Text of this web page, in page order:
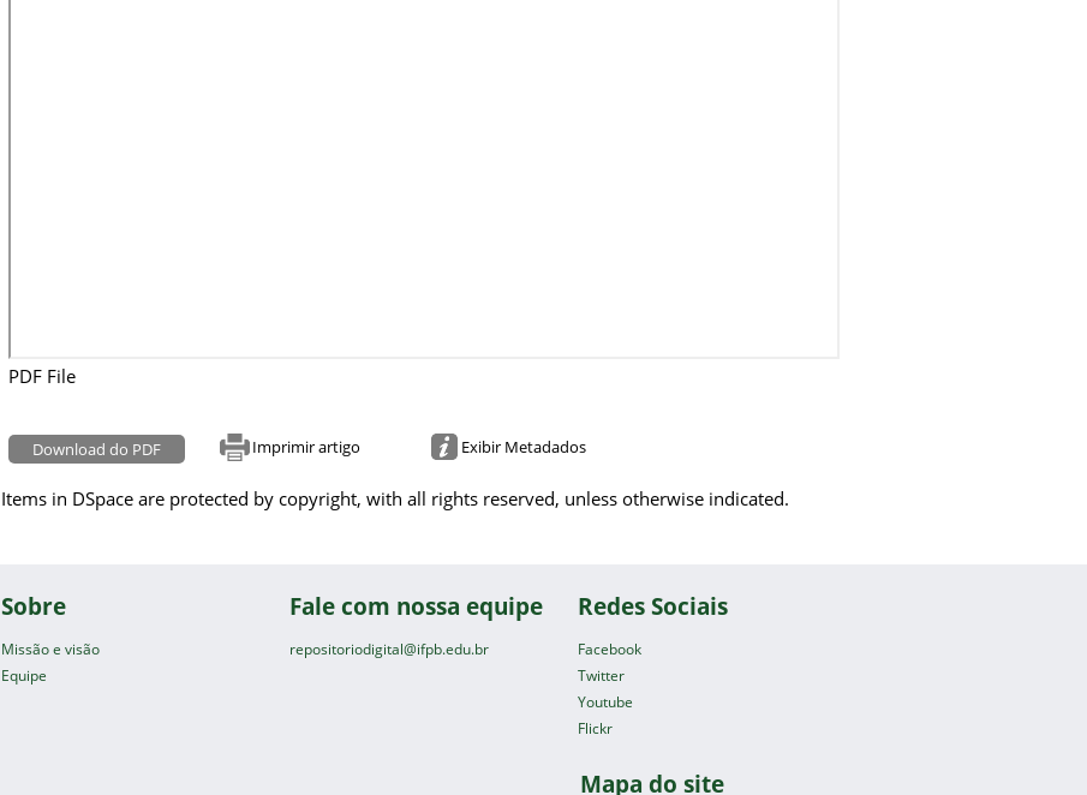
PDF File
Download do PDF Imprimir artigo Exibir Metadados
Items in DSpace are protected by copyright, with all rights reserved, unless otherwise indicated.
Sobre
Missão e visão
Equipe
Fale com nossa equipe
repositoriodigital@ifpb.edu.br
Redes Sociais
Facebook
Twitter
Youtube
Flickr
Mapa do site